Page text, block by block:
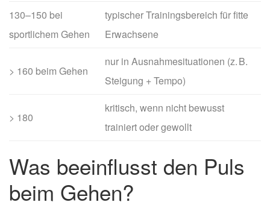
130–150 bei
sportlichem Gehen
typischer Trainingsbereich für fitte
Erwachsene
> 160 beim Gehen
nur in Ausnahmesituationen (z. B.
Steigung + Tempo)
> 180
kritisch, wenn nicht bewusst
trainiert oder gewollt
Was beeinflusst den Puls
beim Gehen?